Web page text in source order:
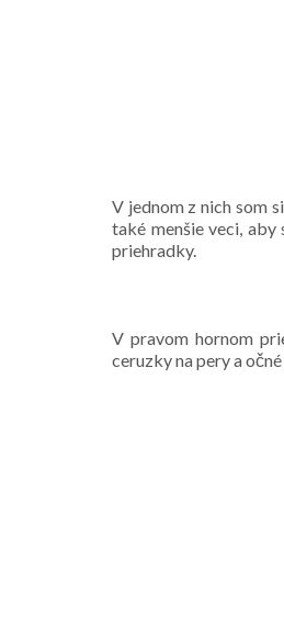
V jednom z nich som
také menšie veci,
priehradky.
V pravom hornom
ceruzky na pery a